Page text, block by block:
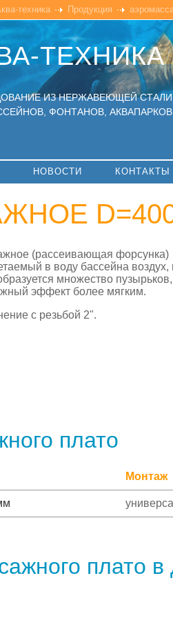
техника Продукция
ТЕХНИКА
ИЗ НЕРЖАВЕЮЩЕЙ СТАЛИ
ФОНТАНОВ, АКВАПАРКОВ
НОВОСТИ КОНТАКТЫ
(рассеивающая форсунка)
в воду бассейна воздух,
множество пузырьков,
эффект более мягким.
с резьбой 2".
плато
Монтаж
плато в